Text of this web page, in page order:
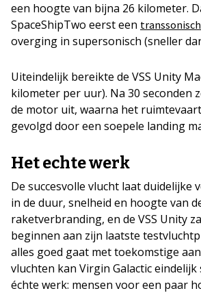
een hoogte van bijna 26 kilometer.
SpaceShipTwo eerst een
overging in supersonisch (sneller
Uiteindelijk bereikte de VSS Unity
kilometer per uur). Na 30 seconden
de motor uit, waarna het
gevolgd door een soepele landing
Het echte werk
De succesvolle vlucht laat duidelijke
in de duur, snelheid en hoogte van
raketverbranding, en de VSS Unity
beginnen aan zijn laatste
alles goed gaat met toekomstige
vluchten kan Virgin Galactic
échte werk: mensen voor een paar